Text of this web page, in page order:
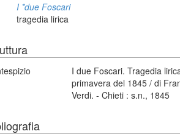
I *due Foscari
tragedia lirica
I due Foscari. Tragedia
primavera del 1845 / di
Verdi. - Chieti : s.n., 1845